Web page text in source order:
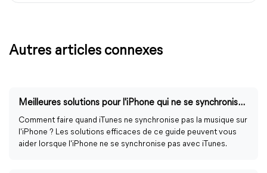
Autres articles connexes
Meilleures solutions pour l'iPhone qui ne se synchronise pas avec iTunes
Comment faire quand iTunes ne synchronise pas la musique sur
l'iPhone ? Les solutions efficaces de ce guide peuvent vous
aider lorsque l'iPhone ne se synchronise pas avec iTunes.